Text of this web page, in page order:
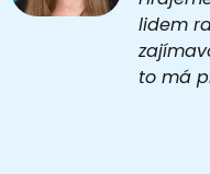
lidem
to má